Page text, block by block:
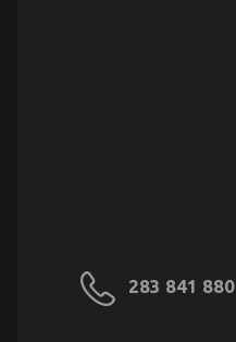
283 841 880